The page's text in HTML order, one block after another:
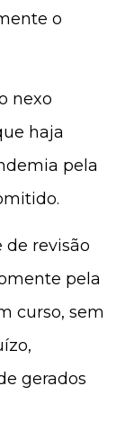
o
nexo
haja
pela
de revisão
pela
curso, sem
gerados